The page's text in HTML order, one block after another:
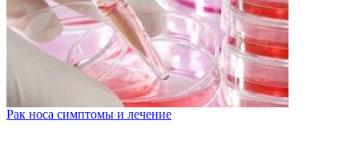
Рак носа симптомы и лечение